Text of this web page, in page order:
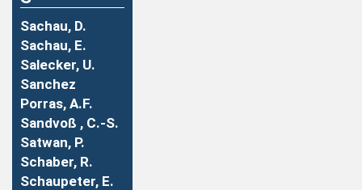
Sachau, D.
Sachau, E.
Salecker, U.
Sanchez
Porras, A.F.
Sandvoß , C.-S.
Satwan, P.
Schaber, R.
Schaupeter, E.